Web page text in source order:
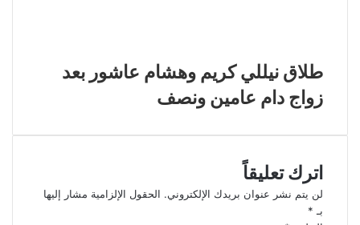
طلاق نيللي كريم وهشام عاشور بعد
زواج دام عامين ونصف
اترك تعليقاً
لن يتم نشر عنوان بريدك الإلكتروني. الحقول الإلزامية مشار إليها
بـ *